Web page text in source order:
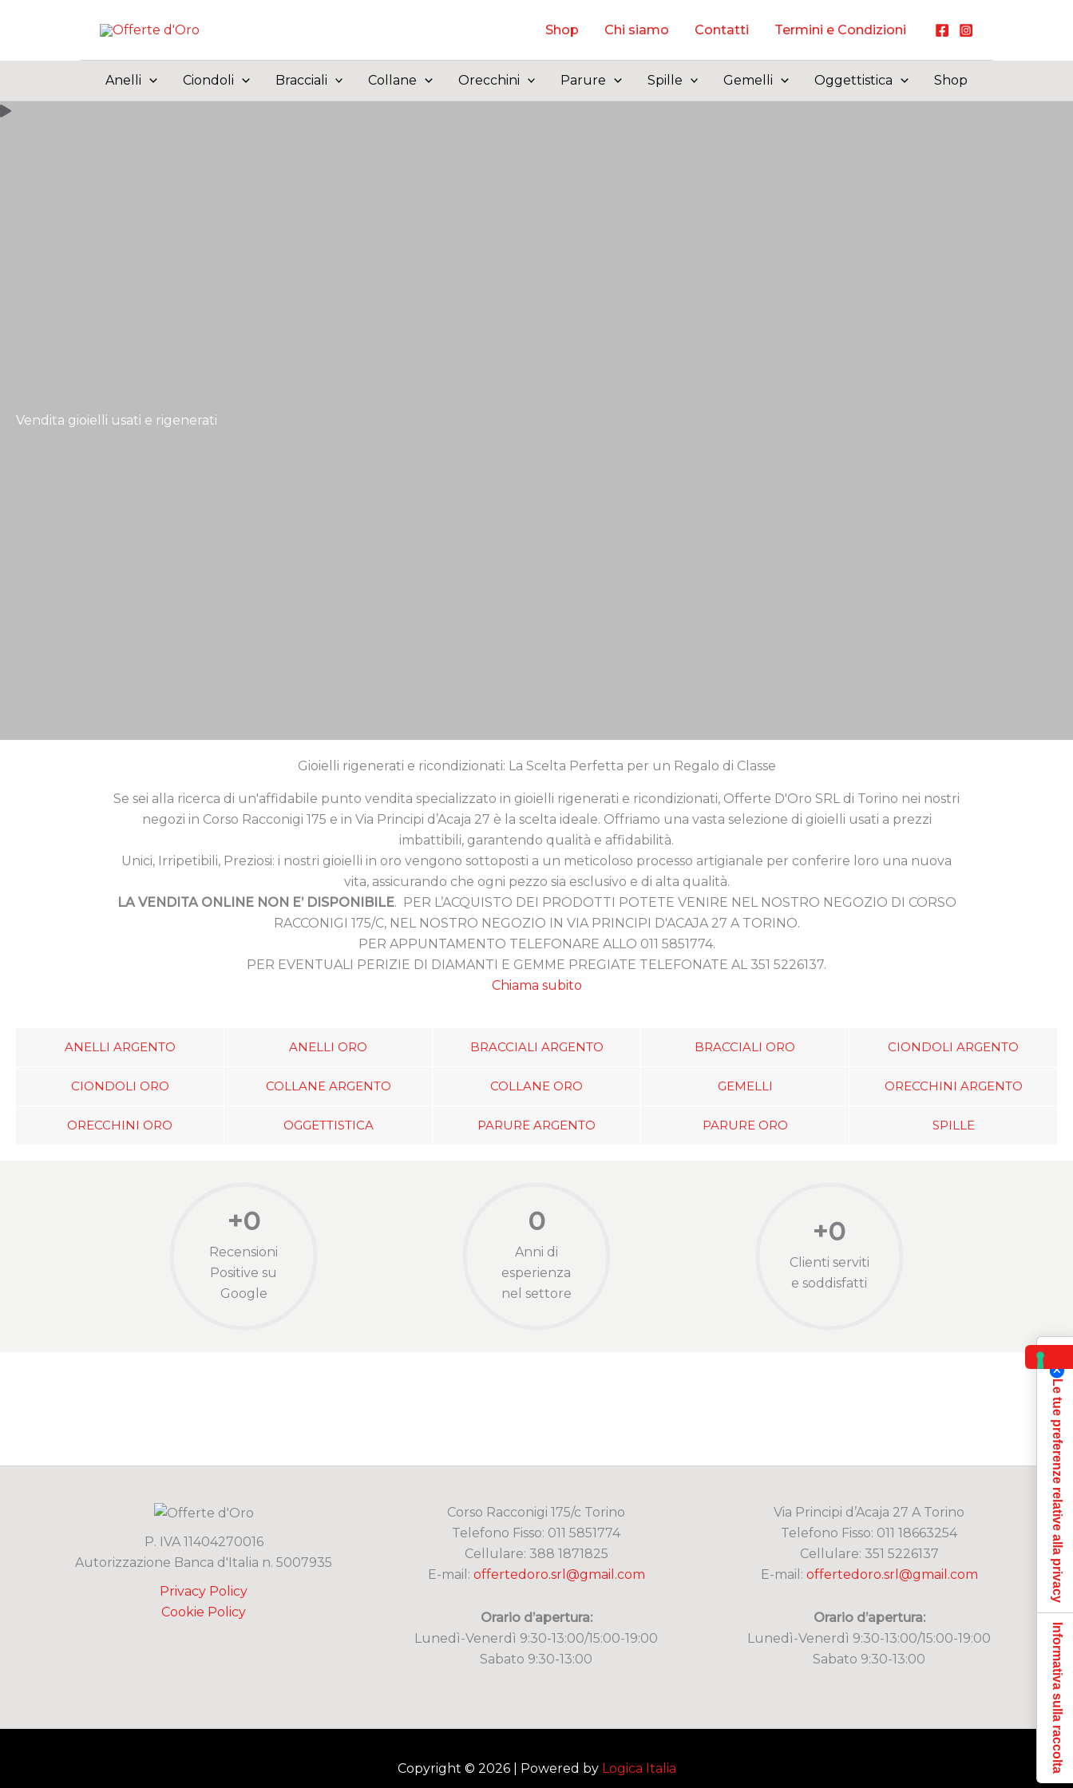
Shop Chi siamo Contatti Termini e Condizioni
Anelli Ciondoli Bracciali Collane Orecchini Parure Spille Gemelli Oggettistica Shop
Vendita gioielli usati e rigenerati
Gioielli rigenerati e ricondizionati: La Scelta Perfetta per un Regalo di Classe
Se sei alla ricerca di un'affidabile punto vendita specializzato in gioielli rigenerati e ricondizionati, Offerte D'Oro SRL di Torino nei nostri
negozi in Corso Racconigi 175 e in Via Principi d’Acaja 27 è la scelta ideale. Offriamo una vasta selezione di gioielli usati a prezzi
imbattibili, garantendo qualità e affidabilità.
Unici, Irripetibili, Preziosi: i nostri gioielli in oro vengono sottoposti a un meticoloso processo artigianale per conferire loro una nuova
vita, assicurando che ogni pezzo sia esclusivo e di alta qualità.
LA VENDITA ONLINE NON E’ DISPONIBILE. PER L’ACQUISTO DEI PRODOTTI POTETE VENIRE NEL NOSTRO NEGOZIO DI CORSO
RACCONIGI 175/C, NEL NOSTRO NEGOZIO IN VIA PRINCIPI D'ACAJA 27 A TORINO.
PER APPUNTAMENTO TELEFONARE ALLO 011 5851774.
PER EVENTUALI PERIZIE DI DIAMANTI E GEMME PREGIATE TELEFONATE AL 351 5226137.
Chiama subito
ANELLI ARGENTO ANELLI ORO BRACCIALI ARGENTO BRACCIALI ORO CIONDOLI ARGENTO
CIONDOLI ORO COLLANE ARGENTO COLLANE ORO GEMELLI ORECCHINI ARGENTO
ORECCHINI ORO OGGETTISTICA PARURE ARGENTO PARURE ORO SPILLE
+0
Recensioni
Positive su
Google
0
Anni di
esperienza
nel settore
+0
Clienti serviti
e soddisfatti
P. IVA 11404270016
Autorizzazione Banca d'Italia n. 5007935
Privacy Policy
Cookie Policy
Corso Racconigi 175/c Torino
Telefono Fisso: 011 5851774
Cellulare: 388 1871825
E-mail: offertedoro.srl@gmail.com
Orario d’apertura:
Lunedì-Venerdì 9:30-13:00/15:00-19:00
Sabato 9:30-13:00
Via Principi d’Acaja 27 A Torino
Telefono Fisso: 011 18663254
Cellulare: 351 5226137
E-mail: offertedoro.srl@gmail.com
Orario d’apertura:
Lunedì-Venerdì 9:30-13:00/15:00-19:00
Sabato 9:30-13:00
Copyright © 2026 | Powered by Logica Italia
Le tue preferenze relative alla privacy
Informativa sulla raccolta